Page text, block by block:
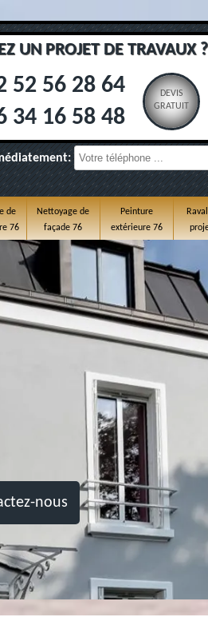
UN PROJET DE TRAVAUX ?
52 56 28 64
34 16 58 48
DEVIS
GRATUIT
de
76
Nettoyage de
façade 76
Peinture
extérieure 76
nous